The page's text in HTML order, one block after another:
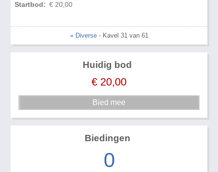
Startbod: € 20,00
« Diverse- Kavel 31 van 61
Huidig bod
€ 20,00
Biedingen
0